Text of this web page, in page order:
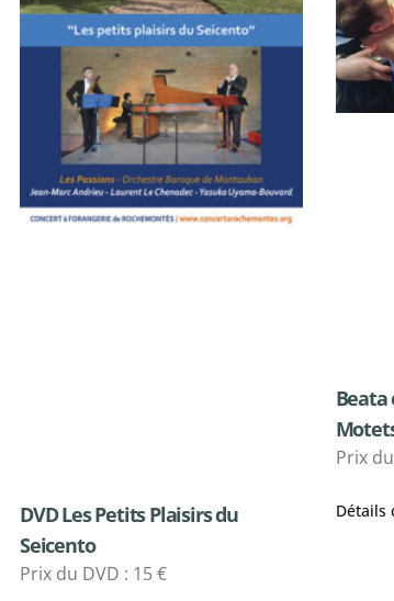
DVD Les Petits Plaisirs du
Seicento
Prix du DVD : 15 €
Beata
Prix
Détails